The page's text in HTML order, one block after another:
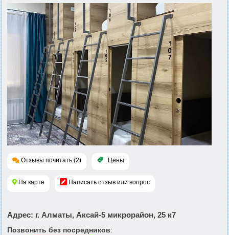
Отзывы почитать (2) Цены
На карте Написать отзыв или вопрос
Адрес: г. Алматы, Аксай-5 микрорайон, 25 к7
Позвонить без посредников: